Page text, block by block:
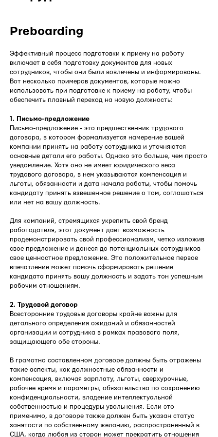
Preboarding
Эффективный процесс подготовки к приему на работу
включает в себя подготовку документов для новых
сотрудников, чтобы они были вовлечены и информированы.
Вот несколько примеров документов, которые можно
использовать при подготовке к приему на работу, чтобы
обеспечить плавный переход на новую должность:
1. Письмо-предложение
Письмо-предложение - это предшественник трудового
договора, в котором формализуется намерение вашей
компании принять на работу сотрудника и уточняются
основные детали его работы. Однако это больше, чем просто
уведомление. Хотя оно не имеет юридического веса
трудового договора, в нем указываются компенсация и
льготы, обязанности и дата начала работы, чтобы помочь
кандидату принять взвешенное решение о том, соглашаться
или нет на вашу должность.
Для компаний, стремящихся укрепить свой бренд
работодателя, этот документ дает возможность
продемонстрировать свой профессионализм, четко изложив
свое предложение и донеся до потенциальных сотрудников
свое ценностное предложение. Это положительное первое
впечатление может помочь сформировать решение
кандидата принять вашу должность и задать тон успешным
рабочим отношениям.
2. Трудовой договор
Всесторонние трудовые договоры крайне важны для
детального определения ожиданий и обязанностей
организации и сотрудника в рамках правового поля,
защищающего обе стороны.
В грамотно составленном договоре должны быть отражены
такие аспекты, как должностные обязанности и
компенсация, включая зарплату, льготы, сверхурочные,
рабочее время и параметры, обязательства по сохранению
конфиденциальности, владение интеллектуальной
собственностью и процедуры увольнения. Если это
применимо, в договоре также должен быть указан статус
занятости по собственному желанию, распространенный в
США, когда любая из сторон может прекратить отношения